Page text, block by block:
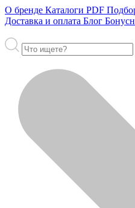
О бренде Каталоги PDF
Доставка и оплата Блог